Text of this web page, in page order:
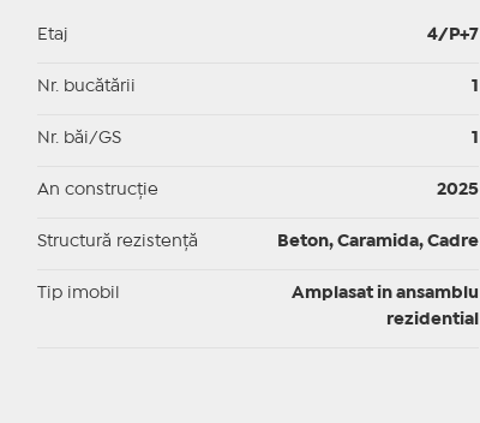
Etaj 4/P+7
Nr. bucătării
Nr. băi/GS
An construcție 2025
Structură rezistență Beton, Caramida, Cadre
Tip imobil
Amplasat in ansamblu
rezidential